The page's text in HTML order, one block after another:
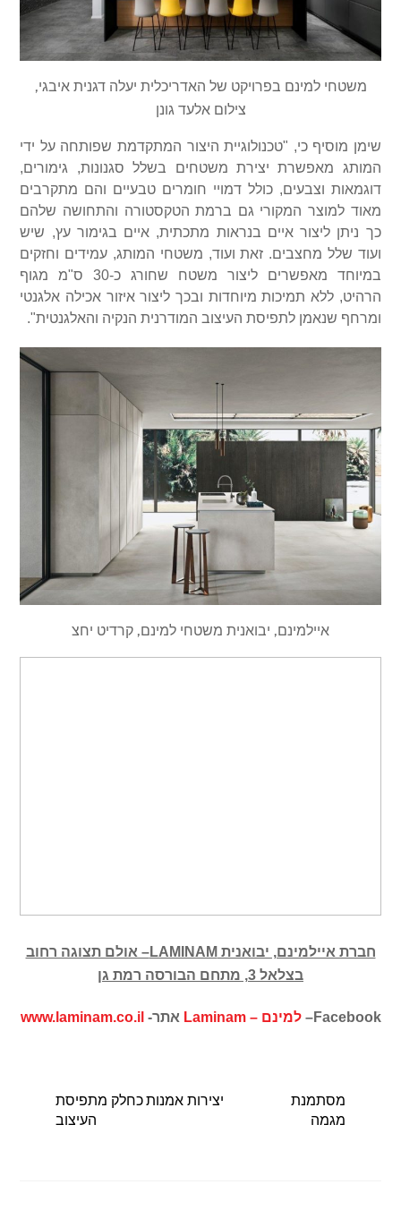
משטחי למינם בפרויקט של האדריכלית יעלה דגנית איבגי,
צילום אלעד גונן
שימן מוסיף כי, "טכנולוגיית היצור המתקדמת שפותחה על ידי
המותג מאפשרת יצירת משטחים בשלל סגנונות, גימורים,
דוגמאות וצבעים, כולל דמויי חומרים טבעיים והם מתקרבים
מאוד למוצר המקורי גם ברמת הטקסטורה והתחושה שלהם
כך ניתן ליצור איים בנראות מתכתית, איים בגימור עץ, שיש
ועוד שלל מחצבים. זאת ועוד, משטחי המותג, עמידים וחזקים
במיוחד מאפשרים ליצור משטח שחורג כ-30 ס"מ מגוף
הרהיט, ללא תמיכות מיוחדות ובכך ליצור איזור אכילה אלגנטי
ומרחף שנאמן לתפיסת העיצוב המודרנית הנקיה והאלגנטית".
איילמינם, יבואנית משטחי למינם, קרדיט יחצ
חברת איילמינם, יבואנית LAMINAM– אולם תצוגה רחוב
בצלאל 3, מתחם הבורסה רמת גן
Facebook
–למינם –Laminam אתר- www.laminam.co.il
מסתמנת
מגמה
יצירות אמנות כחלק מתפיסת
העיצוב